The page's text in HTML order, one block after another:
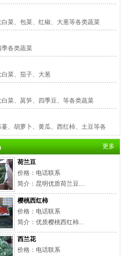
白菜、包菜、红椒、大葱等各类蔬菜
季各类蔬菜
白菜、茄子、大葱
白菜、莴笋、四季豆、等各类蔬菜
薹、胡萝卜、黄瓜、西红柿、土豆等各
更多
荷兰豆
价格：电话联系
简介：昆明优质荷兰豆....
樱桃西红柿
价格：电话联系
简介：优质樱桃西红柿...
西兰花
价格：电话联系